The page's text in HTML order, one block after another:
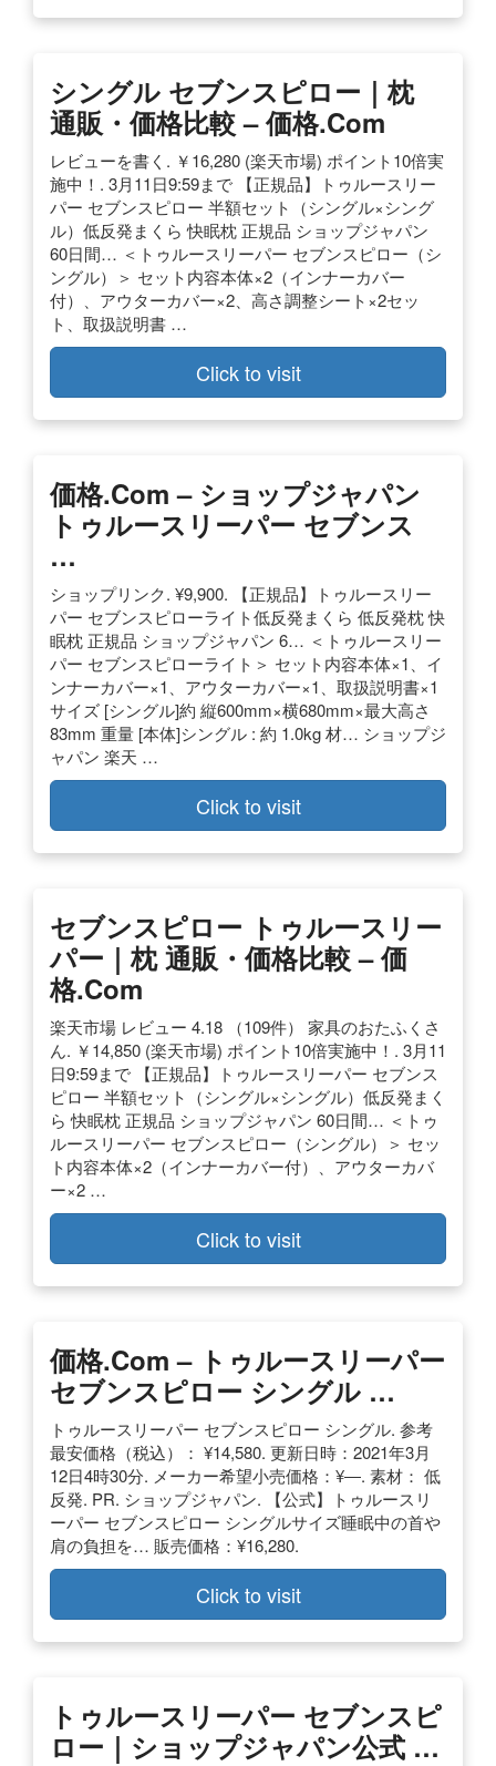
シングル セブンスピロー｜枕
通販・価格比較 – 価格.com
レビューを書く. ￥16,280 (楽天市場) ポイント10倍実
施中！. 3月11日9:59まで 【正規品】トゥルースリー
パー セブンスピロー 半額セット（シングル×シング
ル）低反発まくら 快眠枕 正規品 ショップジャパン
60日間… ＜トゥルースリーパー セブンスピロー（シ
ングル）＞ セット内容本体×2（インナーカバー
付）、アウターカバー×2、高さ調整シート×2セッ
ト、取扱説明書 …
Click to visit
価格.com – ショップジャパン
トゥルースリーパー セブンス
…
ショップリンク. ¥9,900. 【正規品】トゥルースリー
パー セブンスピローライト低反発まくら 低反発枕 快
眠枕 正規品 ショップジャパン 6… ＜トゥルースリー
パー セブンスピローライト＞ セット内容本体×1、イ
ンナーカバー×1、アウターカバー×1、取扱説明書×1
サイズ [シングル]約 縦600mm×横680mm×最大高さ
83mm 重量 [本体]シングル : 約 1.0kg 材… ショップジ
ャパン 楽天 …
Click to visit
セブンスピロー トゥルースリー
パー｜枕 通販・価格比較 – 価
格.com
楽天市場 レビュー 4.18 （109件） 家具のおたふくさ
ん. ￥14,850 (楽天市場) ポイント10倍実施中！. 3月11
日9:59まで 【正規品】トゥルースリーパー セブンス
ピロー 半額セット（シングル×シングル）低反発まく
ら 快眠枕 正規品 ショップジャパン 60日間… ＜トゥ
ルースリーパー セブンスピロー（シングル）＞ セッ
ト内容本体×2（インナーカバー付）、アウターカバ
ー×2 …
Click to visit
価格.com – トゥルースリーパー
セブンスピロー シングル …
トゥルースリーパー セブンスピロー シングル. 参考
最安価格（税込）： ¥14,580. 更新日時：2021年3月
12日4時30分. メーカー希望小売価格：¥―. 素材： 低
反発. PR. ショップジャパン. 【公式】トゥルースリ
ーパー セブンスピロー シングルサイズ睡眠中の首や
肩の負担を… 販売価格：¥16,280.
Click to visit
トゥルースリーパー セブンスピ
ロー｜ショップジャパン公式 …